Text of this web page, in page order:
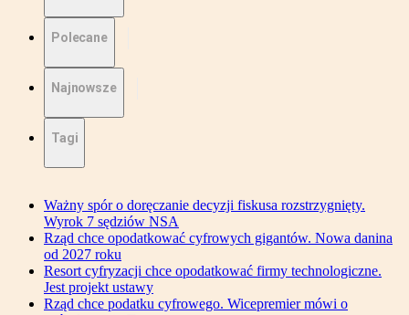
Polecane
Najnowsze
Tagi
Ważny spór o doręczanie decyzji fiskusa rozstrzygnięty.
Wyrok 7 sędziów NSA
Rząd chce opodatkować cyfrowych gigantów. Nowa danina
od 2027 roku
Resort cyfryzacji chce opodatkować firmy technologiczne.
Jest projekt ustawy
Rząd chce podatku cyfrowego. Wicepremier mówi o